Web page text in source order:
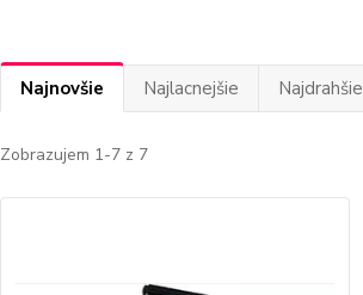
Najnovšie Najlacnejšie Najdrahšie
Zobrazujem 1-7 z 7